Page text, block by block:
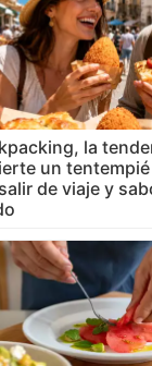
la
un
de viaje y